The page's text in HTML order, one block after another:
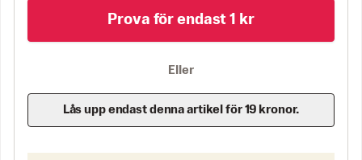
Prova för endast 1 kr
Eller
Lås upp endast denna artikel för 19 kronor.